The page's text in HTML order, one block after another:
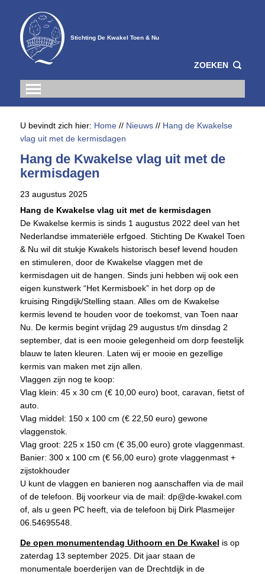
Stichting De Kwakel Toen & Nu
ZOEKEN
U bevindt zich hier: Home// Nieuws// Hang de Kwakelse
vlag uit met de kermisdagen
Hang de Kwakelse vlag uit met de
kermisdagen
23 augustus 2025
Hang de Kwakelse vlag uit met de kermisdagen
De Kwakelse kermis is sinds 1 augustus 2022 deel van het
Nederlandse immateriële erfgoed. Stichting De Kwakel Toen
& Nu wil dit stukje Kwakels historisch besef levend houden
en stimuleren, door de Kwakelse vlaggen met de
kermisdagen uit de hangen. Sinds juni hebben wij ook een
eigen kunstwerk “Het Kermisboek” in het dorp op de
kruising Ringdijk/Stelling staan. Alles om de Kwakelse
kermis levend te houden voor de toekomst, van Toen naar
Nu. De kermis begint vrijdag 29 augustus t/m dinsdag 2
september, dat is een mooie gelegenheid om dorp feestelijk
blauw te laten kleuren. Laten wij er mooie en gezellige
kermis van maken met zijn allen.
Vlaggen zijn nog te koop:
Vlag klein: 45 x 30 cm (€ 10,00 euro) boot, caravan, fietst of
auto.
Vlag middel: 150 x 100 cm (€ 22,50 euro) gewone
vlaggenstok.
Vlag groot: 225 x 150 cm (€ 35,00 euro) grote vlaggenmast.
Banier: 300 x 100 cm (€ 56,00 euro) grote vlaggenmast +
zijstokhouder
U kunt de vlaggen en banieren nog aanschaffen via de mail
of de telefoon. Bij voorkeur via de mail: dp@de-kwakel.com
of, als u geen PC heeft, via de telefoon bij Dirk Plasmeijer
06.54695548.
De open monumentendag Uithoorn en De Kwakel is op
zaterdag 13 september 2025. Dit jaar staan de
monumentale boerderijen van de Drechtdijk in de